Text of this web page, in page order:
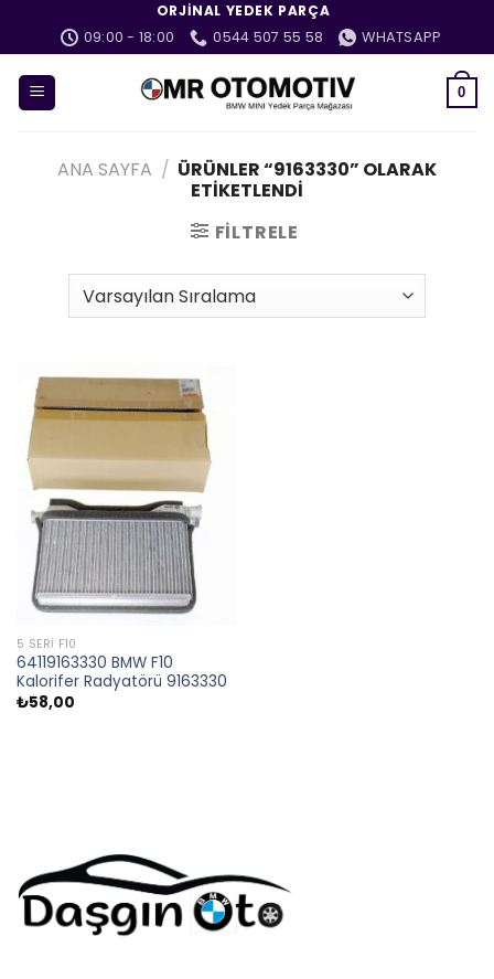
ORJINAL YEDEK PARÇA
09:00 - 18:00
0544 507 55 58 WHATSAPP
0
ANA SAYFA / ÜRÜNLER “9163330” OLARAK
ETIKETLENDI
FILTRELE
5 SERI F10
64119163330 BMW F10
Kalorifer Radyatörü 9163330
₺58,00